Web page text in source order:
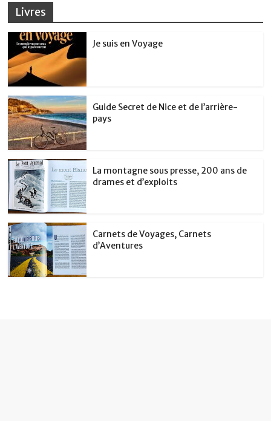
Livres
Je suis en Voyage
Guide Secret de Nice et de l’arrière-
pays
La montagne sous presse, 200 ans de
drames et d’exploits
Carnets de Voyages, Carnets
d’Aventures